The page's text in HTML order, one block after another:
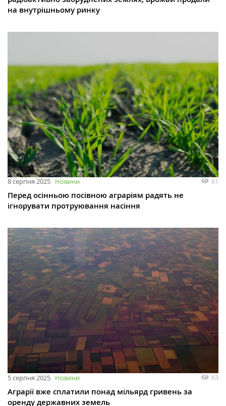
на внутрішньому ринку
8 серпня 2025 Новини 61
Перед осінньою посівною аграріям радять не
ігнорувати протруювання насіння
5 серпня 2025 Новини 63
Аграрії вже сплатили понад мільярд гривень за
оренду державних земель